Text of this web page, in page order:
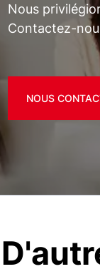
Nous
Contactez-
NOUS